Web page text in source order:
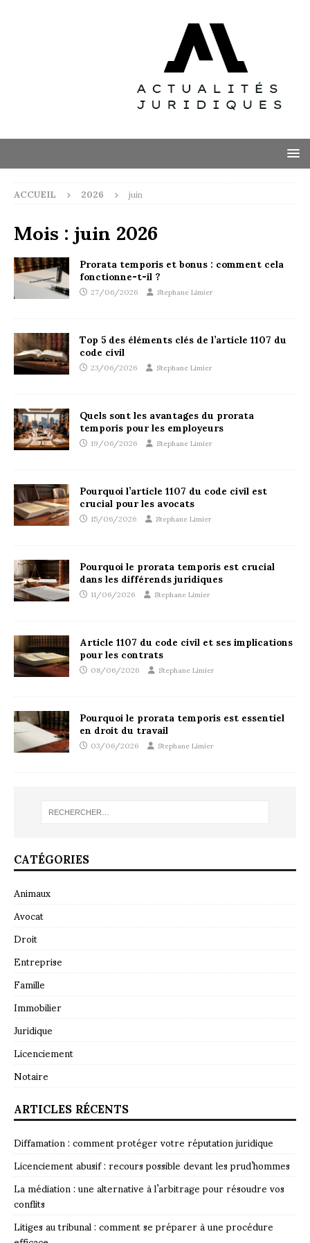
ACCUEIL 2026 juin
Mois :juin 2026
Prorata temporis et bonus : comment cela
fonctionne-t-il ?
27/06/2026 Stephane Limier
Top 5 des éléments clés de l’article 1107 du
code civil
23/06/2026 Stephane Limier
Quels sont les avantages du prorata
temporis pour les employeurs
19/06/2026 Stephane Limier
Pourquoi l’article 1107 du code civil est
crucial pour les avocats
15/06/2026 Stephane Limier
Pourquoi le prorata temporis est crucial
dans les différends juridiques
11/06/2026 Stephane Limier
Article 1107 du code civil et ses implications
pour les contrats
08/06/2026 Stephane Limier
Pourquoi le prorata temporis est essentiel
en droit du travail
03/06/2026 Stephane Limier
CATÉGORIES
Animaux
Avocat
Droit
Entreprise
Famille
Immobilier
Juridique
Licenciement
Notaire
ARTICLES RÉCENTS
Diffamation : comment protéger votre réputation juridique
Licenciement abusif : recours possible devant les prud’hommes
La médiation : une alternative à l’arbitrage pour résoudre vos
conflits
Litiges au tribunal : comment se préparer à une procédure